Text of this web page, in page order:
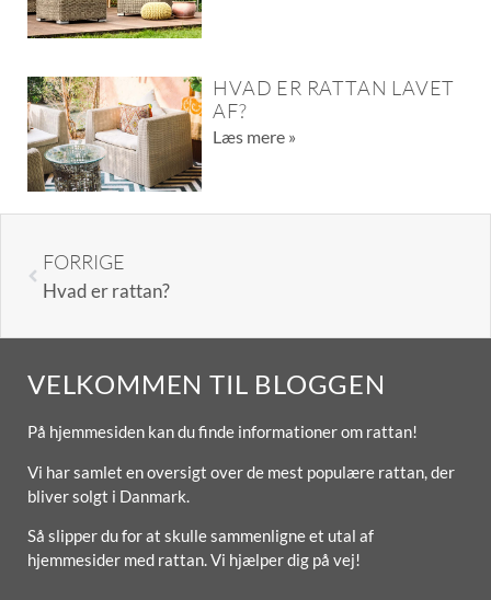
HVAD ER RATTAN LAVET
AF?
Læs mere »
FORRIGE
Hvad er rattan?
VELKOMMEN TIL BLOGGEN
På hjemmesiden kan du finde informationer om rattan!
Vi har samlet en oversigt over de mest populære rattan, der
bliver solgt i Danmark.
Så slipper du for at skulle sammenligne et utal af
hjemmesider med rattan. Vi hjælper dig på vej!